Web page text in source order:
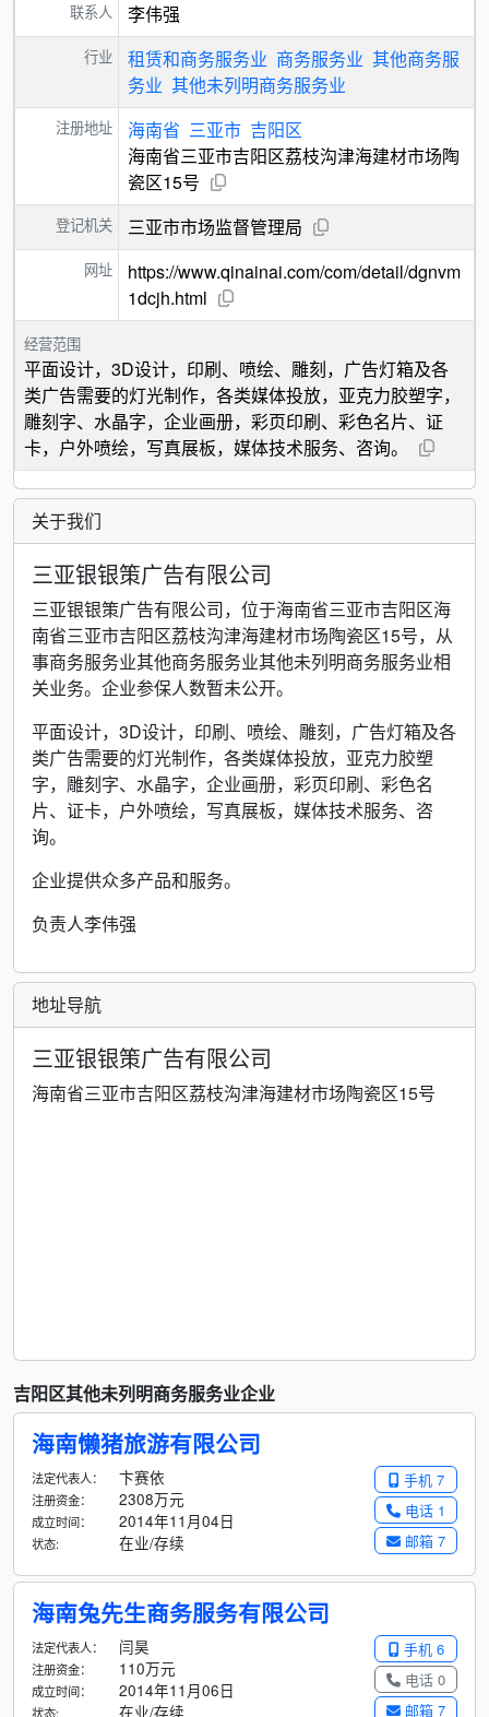
联系人 李伟强
行业 租赁和商务服务业 商务服务业 其他商务服
务业 其他未列明商务服务业
注册地址 海南省 三亚市 吉阳区
海南省三亚市吉阳区荔枝沟津海建材市场陶
瓷区15号
登记机关 三亚市市场监督管理局
网址
https://www.qinainai.com/com/detail/dgnvm
1dcjh.html
经营范围
平面设计，3D设计，印刷、喷绘、雕刻，广告灯箱及各
类广告需要的灯光制作，各类媒体投放，亚克力胶塑字，
雕刻字、水晶字，企业画册，彩页印刷、彩色名片、证
卡，户外喷绘，写真展板，媒体技术服务、咨询。
关于我们
三亚银银策广告有限公司
三亚银银策广告有限公司，位于海南省三亚市吉阳区海
南省三亚市吉阳区荔枝沟津海建材市场陶瓷区15号，从
事商务服务业其他商务服务业其他未列明商务服务业相
关业务。企业参保人数暂未公开。
平面设计，3D设计，印刷、喷绘、雕刻，广告灯箱及各
类广告需要的灯光制作，各类媒体投放，亚克力胶塑
字，雕刻字、水晶字，企业画册，彩页印刷、彩色名
片、证卡，户外喷绘，写真展板，媒体技术服务、咨
询。
企业提供众多产品和服务。
负责人李伟强
地址导航
三亚银银策广告有限公司
海南省三亚市吉阳区荔枝沟津海建材市场陶瓷区15号
吉阳区其他未列明商务服务业企业
海南懒猪旅游有限公司
手机 7
电话 1
邮箱 7
法定代表人： 卞赛依
注册资金： 2308万元
成立时间： 2014年11月04日
状态: 在业/存续
海南兔先生商务服务有限公司
手机 6
电话 0
邮箱 7
法定代表人： 闫昊
注册资金： 110万元
成立时间： 2014年11月06日
状态: 在业/存续